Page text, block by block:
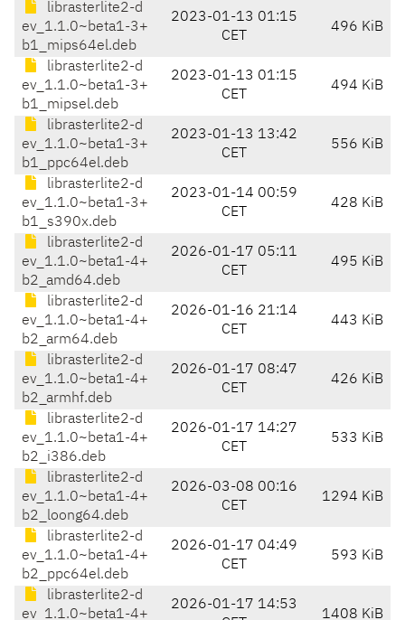
librasterlite2-d
ev_1.1.0~beta1-3+
b1_mips64el.deb
2023-01-13 01:15
CET
496 KiB
librasterlite2-d
ev_1.1.0~beta1-3+
b1_mipsel.deb
2023-01-13 01:15
CET
494 KiB
librasterlite2-d
ev_1.1.0~beta1-3+
b1_ppc64el.deb
2023-01-13 13:42
CET
556 KiB
librasterlite2-d
ev_1.1.0~beta1-3+
b1_s390x.deb
2023-01-14 00:59
CET
428 KiB
librasterlite2-d
ev_1.1.0~beta1-4+
b2_amd64.deb
2026-01-17 05:11
CET
495 KiB
librasterlite2-d
ev_1.1.0~beta1-4+
b2_arm64.deb
2026-01-16 21:14
CET
443 KiB
librasterlite2-d
ev_1.1.0~beta1-4+
b2_armhf.deb
2026-01-17 08:47
CET
426 KiB
librasterlite2-d
ev_1.1.0~beta1-4+
b2_i386.deb
2026-01-17 14:27
CET
533 KiB
librasterlite2-d
ev_1.1.0~beta1-4+
b2_loong64.deb
2026-03-08 00:16
CET
1294 KiB
librasterlite2-d
ev_1.1.0~beta1-4+
b2_ppc64el.deb
2026-01-17 04:49
CET
593 KiB
librasterlite2-d
ev_1.1.0~beta1-4+
2026-01-17 14:53
1408 KiB